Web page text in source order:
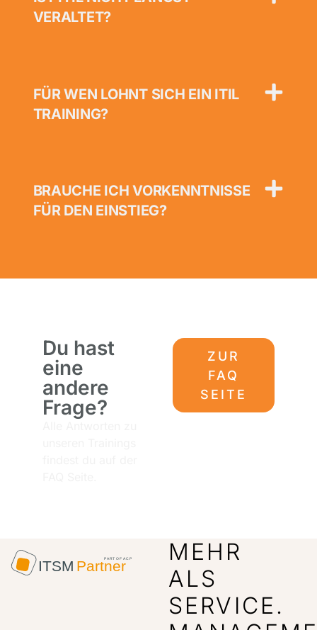
VERALTET?
FÜR WEN LOHNT SICH EIN ITIL
TRAINING?
BRAUCHE ICH VORKENNTNISSE
FÜR DEN EINSTIEG?
Du hast
eine
andere
Frage?
ZUR
FAQ
SEITE
MEHR
ALS
SERVICE.